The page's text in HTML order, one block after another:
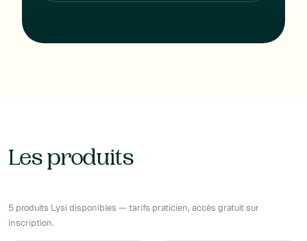
Les produits
5 produits Lysi disponibles — tarifs praticien, accès gratuit sur
inscription.